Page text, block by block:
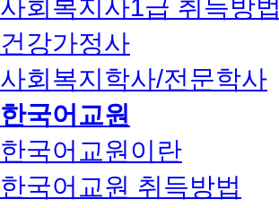
사회복지사1급 취득방법
건강가정사
사회복지학사/전문학사
한국어교원
한국어교원이란
한국어교원 취득방법